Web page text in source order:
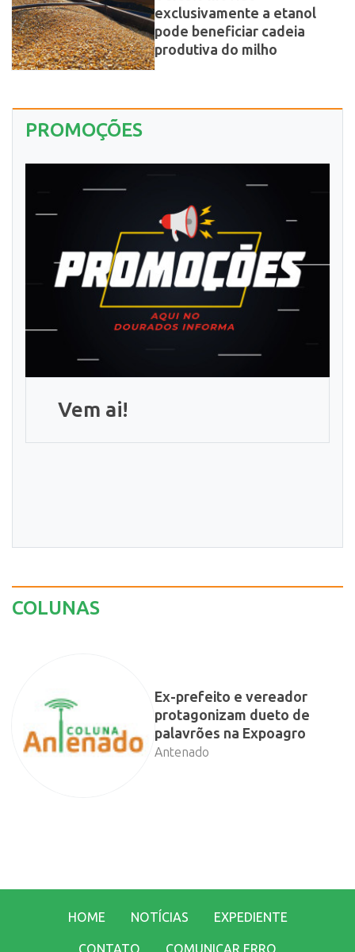
exclusivamente a etanol
pode beneficiar cadeia
produtiva do milho
PROMOÇÕES
Vem ai!
COLUNAS
Ex-prefeito e vereador
protagonizam dueto de
palavrões na Expoagro
Antenado
HOME NOTÍCIAS EXPEDIENTE